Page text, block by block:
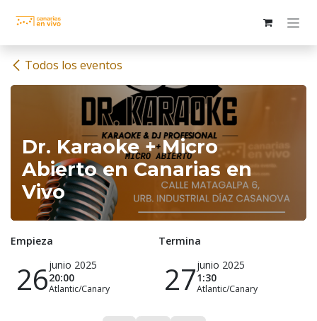
Todos los eventos
Dr. Karaoke + Micro
Abierto en Canarias en
Vivo
Empieza
26junio 2025
20:00
Atlantic/Canary
Termina
27junio 2025
1:30
Atlantic/Canary